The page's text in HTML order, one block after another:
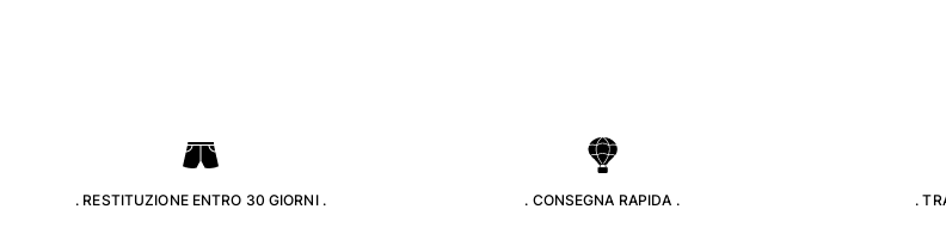
. RESTITUZIONE ENTRO 30 GIORNI . . CONSEGNA RAPIDA . .